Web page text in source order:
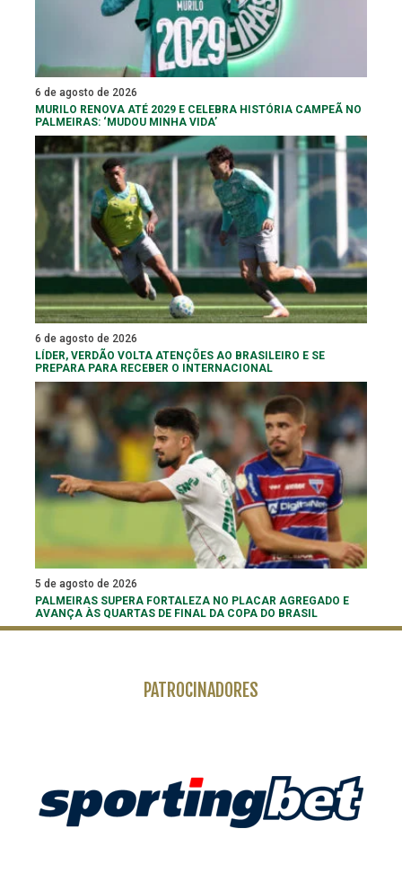
6 de agosto de 2026
MURILO RENOVA ATÉ 2029 E CELEBRA HISTÓRIA CAMPEÃ NO
PALMEIRAS: ‘MUDOU MINHA VIDA’
6 de agosto de 2026
LÍDER, VERDÃO VOLTA ATENÇÕES AO BRASILEIRO E SE
PREPARA PARA RECEBER O INTERNACIONAL
5 de agosto de 2026
PALMEIRAS SUPERA FORTALEZA NO PLACAR AGREGADO E
AVANÇA ÀS QUARTAS DE FINAL DA COPA DO BRASIL
PATROCINADORES